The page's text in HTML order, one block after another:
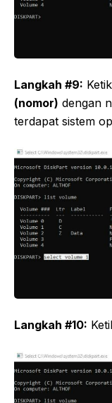
Langkah #9: Ketik
(nomor) dengan
terdapat sistem
Langkah #10: